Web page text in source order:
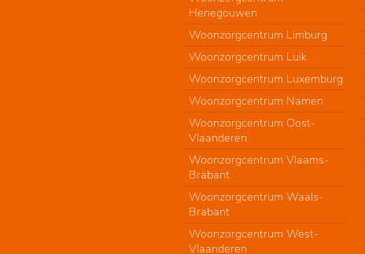
Henegouwen
Woonzorgcentrum Limburg
Woonzorgcentrum Luik
Woonzorgcentrum Luxemburg
Woonzorgcentrum Namen
Woonzorgcentrum Oost-
Vlaanderen
Woonzorgcentrum Vlaams-
Brabant
Woonzorgcentrum Waals-
Brabant
Woonzorgcentrum West-
Vlaanderen